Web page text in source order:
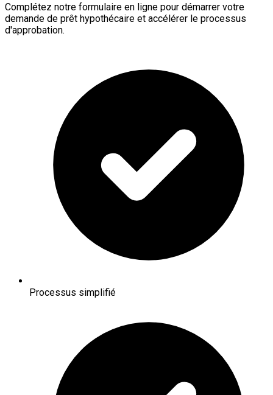
Complétez notre formulaire en ligne pour démarrer votre
demande de prêt hypothécaire et accélérer le processus
d'approbation.
Processus simplifié